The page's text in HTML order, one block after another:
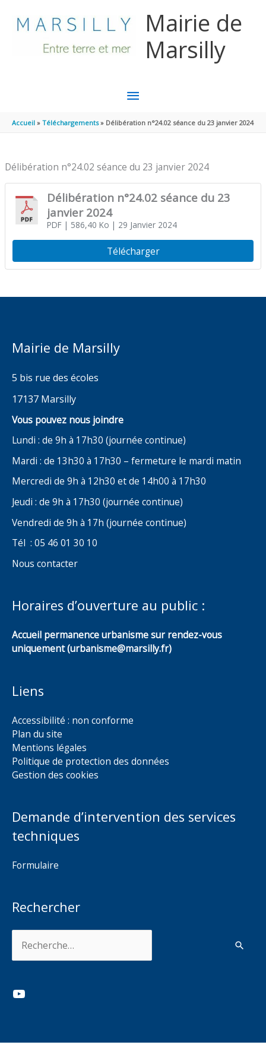
Mairie de
Marsilly
MENU
PRINCIPAL
Accueil Téléchargements Délibération n°24.02 séance du 23 janvier 2024
Délibération n°24.02 séance du 23 janvier 2024
Délibération n°24.02 séance du 23
janvier 2024
PDF| 586,40 Ko | 29 Janvier 2024
Télécharger
Mairie de Marsilly
5 bis rue des écoles
17137 Marsilly
Vous pouvez nous joindre
Lundi : de 9h à 17h30 (journée continue)
Mardi : de 13h30 à 17h30 – fermeture le mardi matin
Mercredi de 9h à 12h30 et de 14h00 à 17h30
Jeudi : de 9h à 17h30 (journée continue)
Vendredi de 9h à 17h (journée continue)
Tél : 05 46 01 30 10
Nous contacter
Horaires d’ouverture au public :
Accueil permanence urbanisme sur rendez-vous
uniquement (urbanisme@marsilly.fr)
Liens
Accessibilité : non conforme
Plan du site
Mentions légales
Politique de protection des données
Gestion des cookies
Demande d’intervention des services
techniques
Formulaire
Rechercher
YouTube